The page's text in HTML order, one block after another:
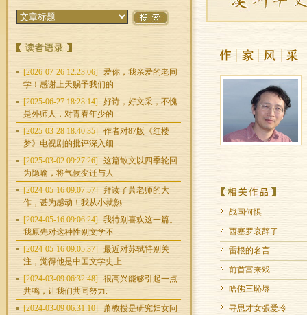
[2026-07-26 12:23:06]
爱你，我亲爱的老同
学！感谢上天赐予我们的
[2025-06-27 18:28:14]
好诗，好文采，不愧
是外师人，对青春年少的
[2025-03-28 18:40:35]
作者对87版《红楼
梦》电视剧的批评深入细
[2025-03-02 09:27:26]
这篇散文以四季轮回
为隐喻，将气候变迁与人
[2024-05-16 09:07:57]
拜读了萧老师的大
作，甚为感动！我从小就熟
[2024-05-16 09:06:24]
我特别喜欢这一篇。
我原先对这种性别文学不
[2024-05-16 09:05:37]
最近对苏轼特别关
注，觉得他是中国文学史上
[2024-03-09 06:32:48]
很高兴能够引起一点
共鸣，让我们共同努力.
[2024-03-09 06:31:10]
萧教授是研究妇女问
战国何惧
西塞罗哀辞了
雷根的名言
前首富来戏
哈佛三恥辱
寻思才女張爱玲